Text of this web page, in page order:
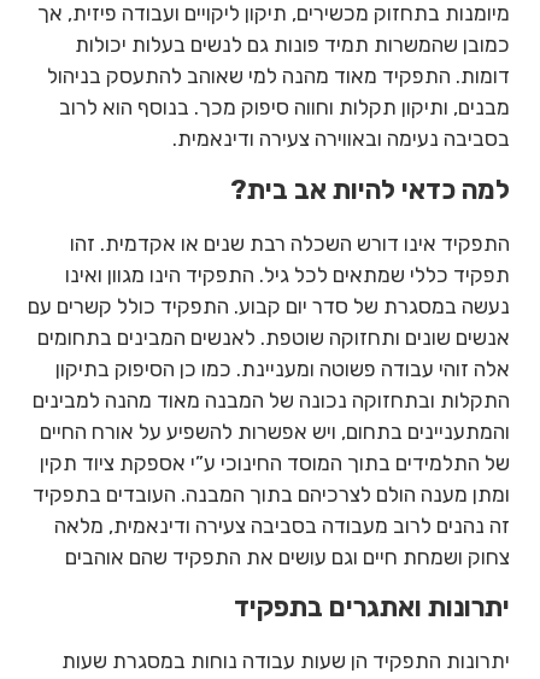
מיומנות בתחזוק מכשירים, תיקון ליקויים ועבודה פיזית, אך
כמובן שהמשרות תמיד פונות גם לנשים בעלות יכולות
דומות. התפקיד מאוד מהנה למי שאוהב להתעסק בניהול
מבנים, ותיקון תקלות וחווה סיפוק מכך. בנוסף הוא לרוב
בסביבה נעימה ובאווירה צעירה ודינאמית.
למה כדאי להיות אב בית?
התפקיד אינו דורש השכלה רבת שנים או אקדמית. זהו
תפקיד כללי שמתאים לכל גיל. התפקיד הינו מגוון ואינו
נעשה במסגרת של סדר יום קבוע. התפקיד כולל קשרים עם
אנשים שונים ותחזוקה שוטפת. לאנשים המבינים בתחומים
אלה זוהי עבודה פשוטה ומעניינת. כמו כן הסיפוק בתיקון
התקלות ובתחזוקה נכונה של המבנה מאוד מהנה למבינים
והמתעניינים בתחום, ויש אפשרות להשפיע על אורח החיים
של התלמידים בתוך המוסד החינוכי ע”י אספקת ציוד תקין
ומתן מענה הולם לצרכיהם בתוך המבנה. העובדים בתפקיד
זה נהנים לרוב מעבודה בסביבה צעירה ודינאמית, מלאה
צחוק ושמחת חיים וגם עושים את התפקיד שהם אוהבים
יתרונות ואתגרים בתפקיד
יתרונות התפקיד הן שעות עבודה נוחות במסגרת שעות